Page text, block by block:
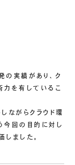
の実績があり、ク
力を有しているこ
ながらクラウド環
今回の目的に対し
ました。